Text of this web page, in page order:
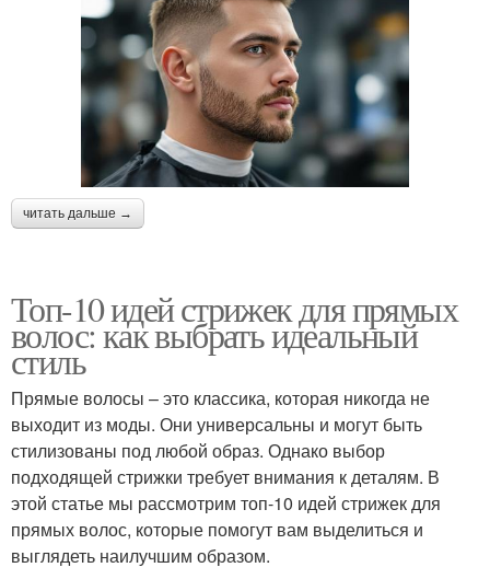
читать дальше →
Топ-10 идей стрижек для прямых
волос: как выбрать идеальный
стиль
Прямые волосы – это классика, которая никогда не
выходит из моды. Они универсальны и могут быть
стилизованы под любой образ. Однако выбор
подходящей стрижки требует внимания к деталям. В
этой статье мы рассмотрим топ-10 идей стрижек для
прямых волос, которые помогут вам выделиться и
выглядеть наилучшим образом.